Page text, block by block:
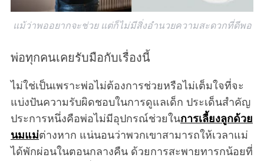
แม้ว่าพออยากจะช่วย แต่ก็ไม่มีสิ่งอำนวยความสะดวกที่ดีพอ
พ่อทุกคนเคยรับมือกับเรื่องนี้
ไม่ใช่เป็นเพราะพ่อไม่ต้องการช่วยหรือไม่เต็มใจที่จะ
แบ่งปันความรับผิดชอบในการดูแลเด็ก ประเด็นสำคัญ
ประการหนึ่งคือพ่อไม่มีอุปกรณ์ช่วยในการเลี้ยงลูกด้วย
นมแม่ต่างหาก แน่นอนว่าพวกเขาสามารถให้เวลาแม่
ได้พักผ่อนในตอนกลางคืน ด้วยการสะพายทารกน้อยที่